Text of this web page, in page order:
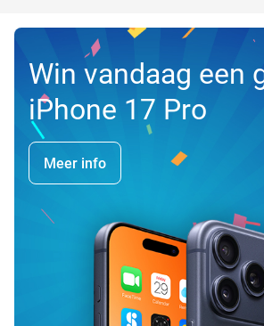
Win vandaag een
iPhone 17 Pro
Meer info